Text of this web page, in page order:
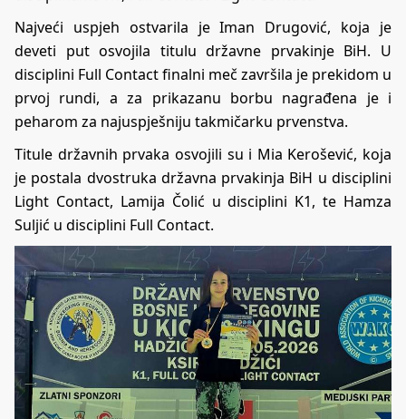
Najveći uspjeh ostvarila je Iman Drugović, koja je
deveti put osvojila titulu državne prvakinje BiH. U
disciplini Full Contact finalni meč završila je prekidom u
prvoj rundi, a za prikazanu borbu nagrađena je i
peharom za najuspješniju takmičarku prvenstva.
Titule državnih prvaka osvojili su i Mia Kerošević, koja
je postala dvostruka državna prvakinja BiH u disciplini
Light Contact, Lamija Čolić u disciplini K1, te Hamza
Suljić u disciplini Full Contact.